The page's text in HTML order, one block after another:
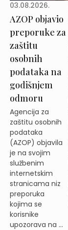
03.08.2026.
AZOP objavio
preporuke za
zaštitu
osobnih
podataka na
godišnjem
odmoru
Agencija za
zaštitu osobnih
podataka
(AZOP) objavila
je na svojim
službenim
internetskim
stranicama niz
preporuka
kojima se
korisnike
upozorava na ...